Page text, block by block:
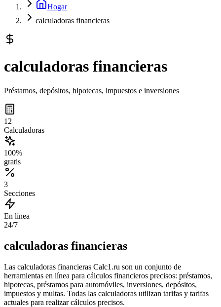
Hogar
calculadoras financieras
calculadoras financieras
Préstamos, depósitos, hipotecas, impuestos e inversiones
12
Calculadoras
100%
gratis
3
Secciones
En línea
24/7
calculadoras financieras
Las calculadoras financieras Calc1.ru son un conjunto de
herramientas en línea para cálculos financieros precisos: préstamos,
hipotecas, préstamos para automóviles, inversiones, depósitos,
impuestos y multas. Todas las calculadoras utilizan tarifas y tarifas
actuales para realizar cálculos precisos.